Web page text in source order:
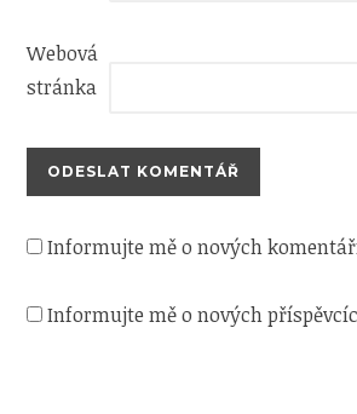
Webová
stránka
Informujte mě o nových
Informujte mě o nových